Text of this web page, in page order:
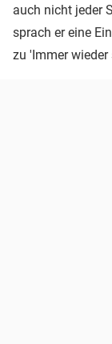
auch nicht jeder
sprach er eine
zu 'Immer